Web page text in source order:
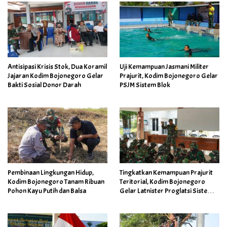
Antisipasi Krisis Stok, Dua Koramil
Jajaran Kodim Bojonegoro Gelar
Bakti Sosial Donor Darah
Uji Kemampuan Jasmani Militer
Prajurit, Kodim Bojonegoro Gelar
PSJM Sistem Blok
Pembinaan Lingkungan Hidup,
Kodim Bojonegoro Tanam Ribuan
Pohon Kayu Putih dan Balsa
Tingkatkan Kemampuan Prajurit
Teritorial, Kodim Bojonegoro
Gelar Latnister Proglatsi Sistem